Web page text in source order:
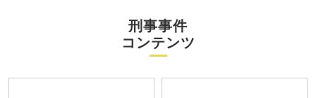
刑事事件
コンテンツ